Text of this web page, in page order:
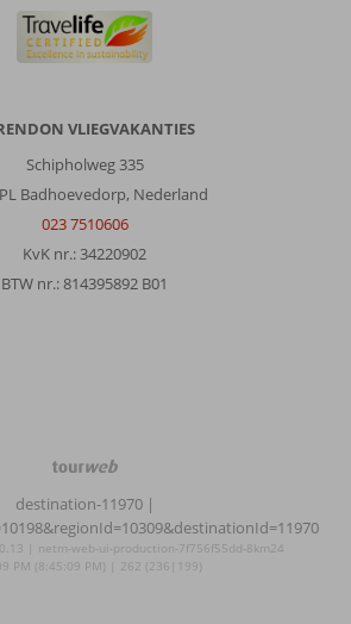
VLIEGVAKANTIES
Schipholweg 335
Badhoevedorp, Nederland
023 7510606
KvK nr.: 34220902
BTW nr.: 814395892 B01
TourWeb
NetMatch
destination-11970 |
| netm-web-ui-production-7f756f55dd-8km24
PM (8:45:09 PM) | 262 (236|199)